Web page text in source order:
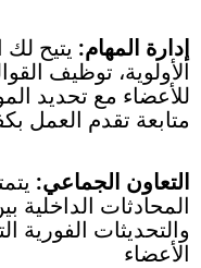
إدارة المهام: يتيح
الأولوية، توظيف
للأعضاء مع تحديد
متابعة تقدم العمل
التعاون الجماعي:
المحادثات الداخلية
والتحديثات الفورية
الأعضاء